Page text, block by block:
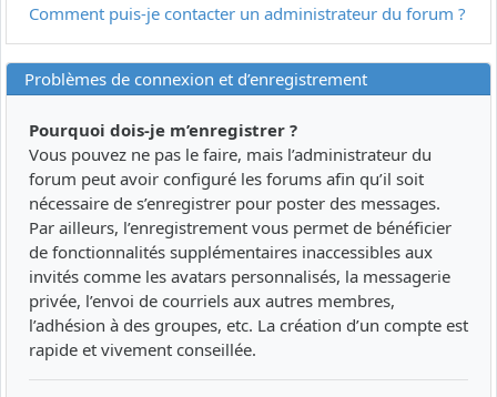
Comment puis-je contacter un administrateur du forum ?
Problèmes de connexion et d’enregistrement
Pourquoi dois-je m’enregistrer ?
Vous pouvez ne pas le faire, mais l’administrateur du
forum peut avoir configuré les forums afin qu’il soit
nécessaire de s’enregistrer pour poster des messages.
Par ailleurs, l’enregistrement vous permet de bénéficier
de fonctionnalités supplémentaires inaccessibles aux
invités comme les avatars personnalisés, la messagerie
privée, l’envoi de courriels aux autres membres,
l’adhésion à des groupes, etc. La création d’un compte est
rapide et vivement conseillée.